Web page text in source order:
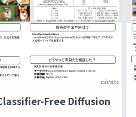
Classifier-Free Diffusion